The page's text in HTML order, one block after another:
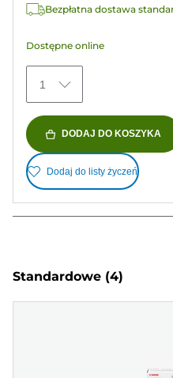
Bezpłatna dostawa
Dostępne online
1
DODAJ DO KOSZYKA
Dodaj do listy życzeń
Standardowe (4)